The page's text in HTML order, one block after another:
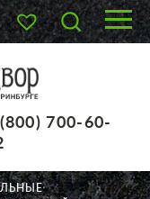
700-60-